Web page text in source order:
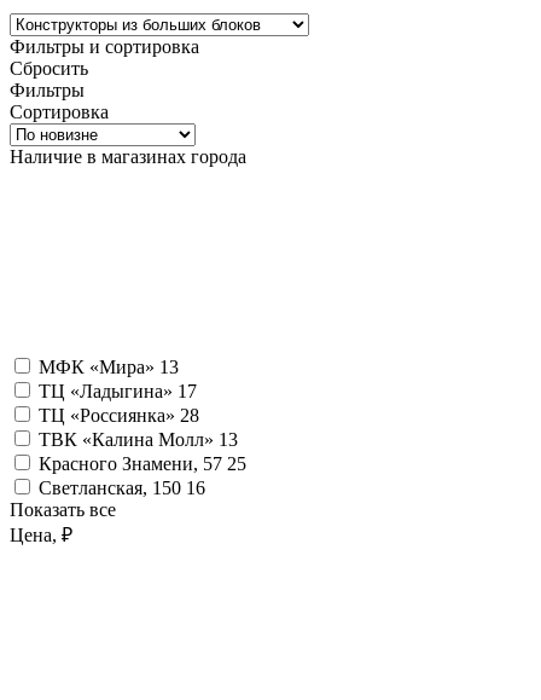
Фильтры и сортировка
Сбросить
Фильтры
Сортировка
Наличие в магазинах города
МФК «Мира» 13
ТЦ «Ладыгина» 17
ТЦ «Россиянка» 28
ТВК «Калина Молл» 13
Красного Знамени, 57 25
Светланская, 150 16
Показать все
Цена, ₽